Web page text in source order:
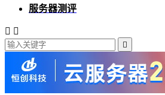
服务器测评
 
